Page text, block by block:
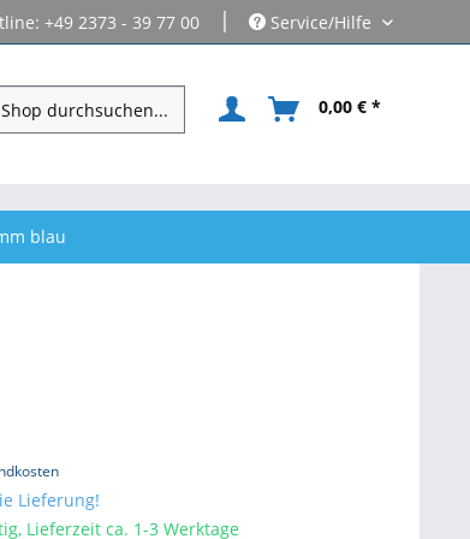
+49 2373 - 39 77 00 | Service/Hilfe
0,00 € *
blau
Lieferung!
Lieferzeit ca. 1-3 Werktage